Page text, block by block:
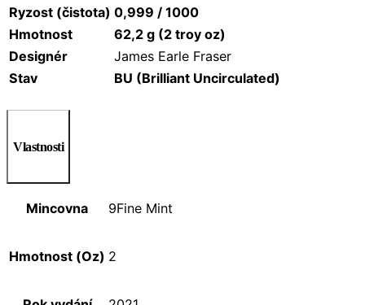
Ryzost (čistota) 0,999 / 1000
Hmotnost
62,2 g (2 troy oz)
Designér
James Earle Fraser
Stav
BU (Brilliant Uncirculated)
Vlastnosti
Mincovna 9Fine Mint
Hmotnost (Oz) 2